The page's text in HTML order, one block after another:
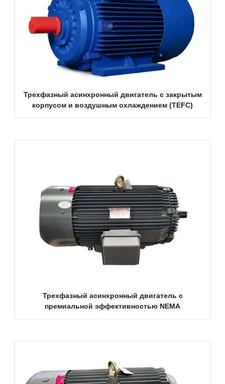
Трехфазный асинхронный двигатель с закрытым
корпусом и воздушным охлаждением (TEFC)
Трехфазный асинхронный двигатель с
премиальной эффективностью NEMA